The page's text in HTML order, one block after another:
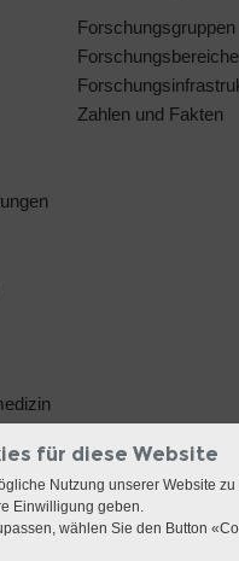
Forschungsgruppen
Forschungsbereiche
Zahlen und Fakten
für diese Website
Nutzung unserer Website
Einwilligung geben.
wählen Sie den Button